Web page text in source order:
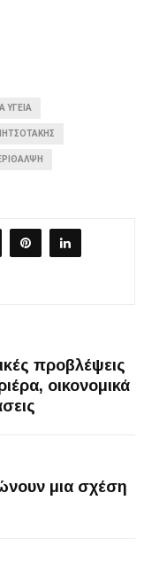
ΥΓΕΊΑ
προβλέψεις
οικονομικά
μια σχέση